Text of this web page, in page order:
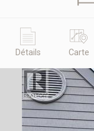
Détails Carte